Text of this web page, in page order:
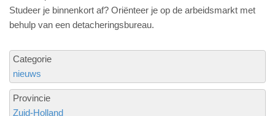
Studeer je binnenkort af? Oriënteer je op de arbeidsmarkt met
behulp van een detacheringsbureau.
Categorie
nieuws
Provincie
Zuid-Holland